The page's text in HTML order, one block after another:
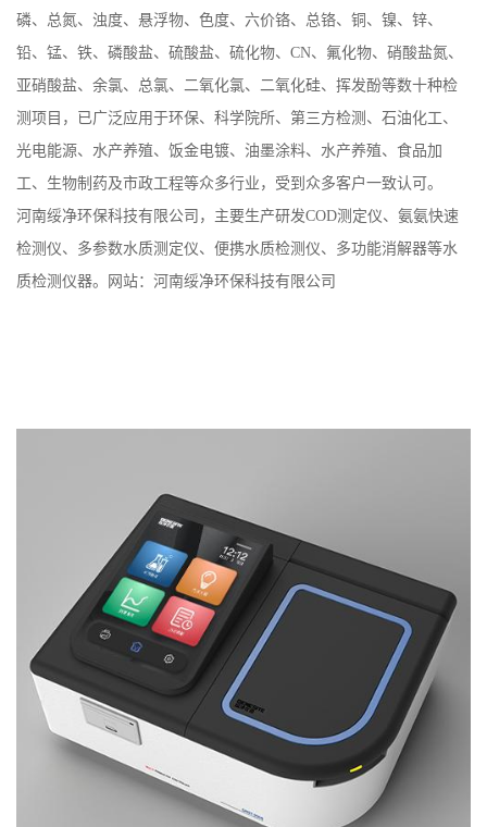
磷、总氮、浊度、悬浮物、色度、六价铬、总铬、铜、镍、锌、
铅、锰、铁、磷酸盐、硫酸盐、硫化物、CN、氟化物、硝酸盐氮、
亚硝酸盐、余氯、总氯、二氧化氯、二氧化硅、挥发酚等数十种检
测项目，已广泛应用于环保、科学院所、第三方检测、石油化工、
光电能源、水产养殖、饭金电镀、油墨涂料、水产养殖、食品加
工、生物制药及市政工程等众多行业，受到众多客户一致认可。
河南绥净环保科技有限公司，主要生产研发COD测定仪、氨氨快速
检测仪、多参数水质测定仪、便携水质检测仪、多功能消解器等水
质检测仪器。网站：河南绥净环保科技有限公司